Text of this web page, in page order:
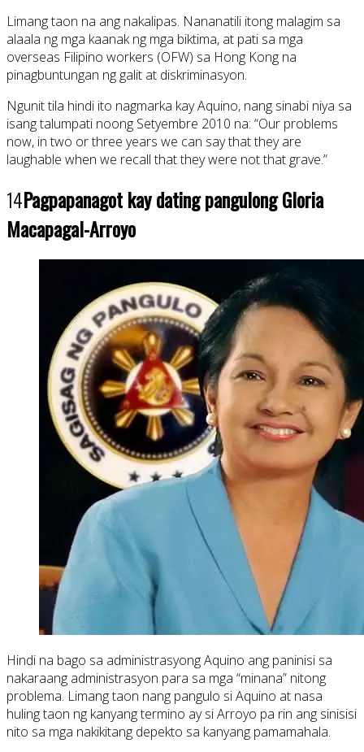
Limang taon na ang nakalipas. Nananatili itong malagim sa
alaala ng mga kaanak ng mga biktima, at pati sa mga
overseas Filipino workers (OFW) sa Hong Kong na
pinagbuntungan ng galit at diskriminasyon.
Ngunit tila hindi ito nagmarka kay Aquino, nang sinabi niya sa
isang talumpati noong Setyembre 2010 na: “Our problems
now, in two or three years we can say that they are
laughable when we recall that they were not that grave.”
14Pagpapanagot kaydating pangulong Gloria
Macapagal-Arroyo
Hindi na bago sa administrasyong Aquino ang paninisi sa
nakaraang administrasyon para sa mga “minana” nitong
problema. Limang taon nang pangulo si Aquino at nasa
huling taon ng kanyang termino ay si Arroyo pa rin ang sinisisi
nito sa mga nakikitang depekto sa kanyang pamamahala.